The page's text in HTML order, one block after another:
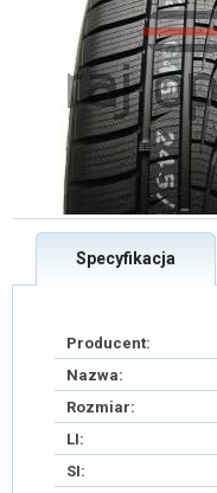
Specyfikacja
Producent:
Nazwa:
Rozmiar:
LI:
SI: